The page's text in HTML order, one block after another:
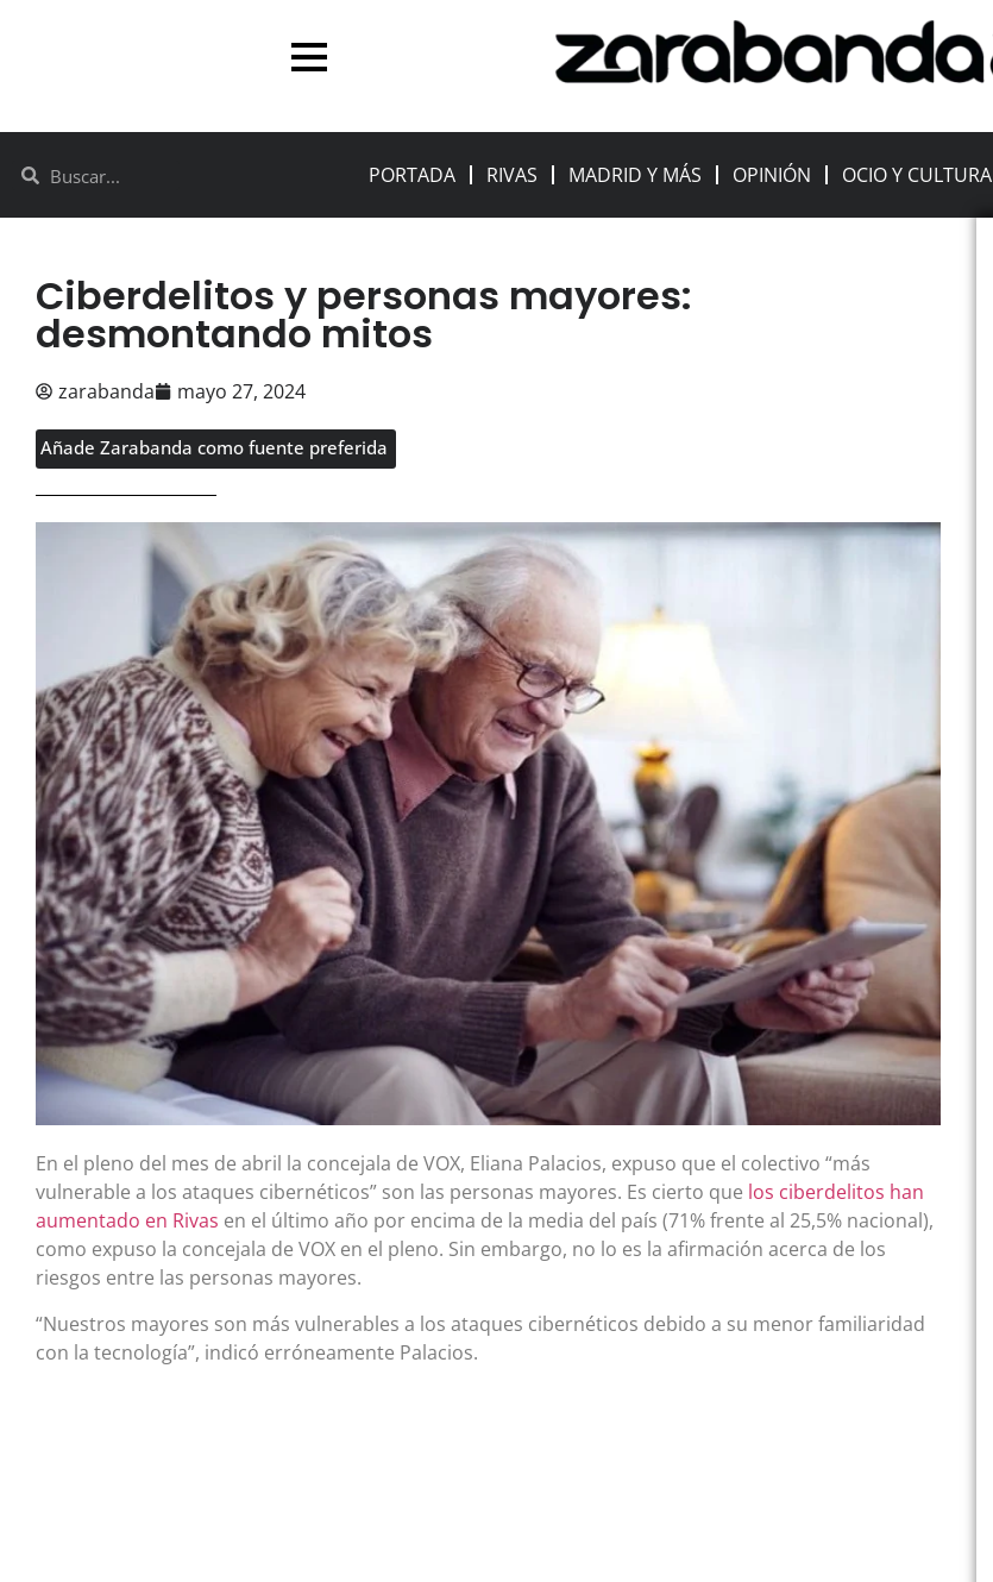
PORTADA RIVAS MADRID Y MÁS OPINIÓN OCIO Y CULTURA
Ciberdelitos y personas mayores:
desmontando mitos
zarabanda mayo 27, 2024
Añade Zarabanda como fuente preferida
En el pleno del mes de abril la concejala de VOX, Eliana Palacios, expuso que el colectivo “más
vulnerable a los ataques cibernéticos” son las personas mayores. Es cierto que los ciberdelitos han
aumentado en Rivas en el último año por encima de la media del país (71% frente al 25,5% nacional),
como expuso la concejala de VOX en el pleno. Sin embargo, no lo es la afirmación acerca de los
riesgos entre las personas mayores.
“Nuestros mayores son más vulnerables a los ataques cibernéticos debido a su menor familiaridad
con la tecnología”, indicó erróneamente Palacios.